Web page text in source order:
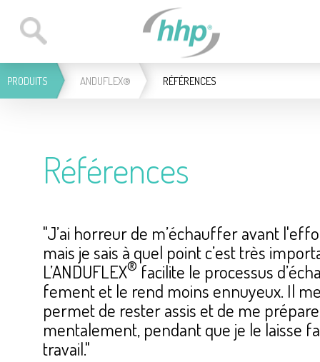
PRO­DUITS ANDU­FLEX® RÉFÉ­RENCES
Réfé­rences
"J’ai hor­reur de m’échauf­fer avant
mais je sais à quel point c’est très
L’AN­DU­FLEX®faci­lite le pro­ces­sus
fe­ment et le rend moins ennuyeux. Il
permet de rester assis et de me
men­ta­le­ment, pen­dant que je le laisse
tra­vail."